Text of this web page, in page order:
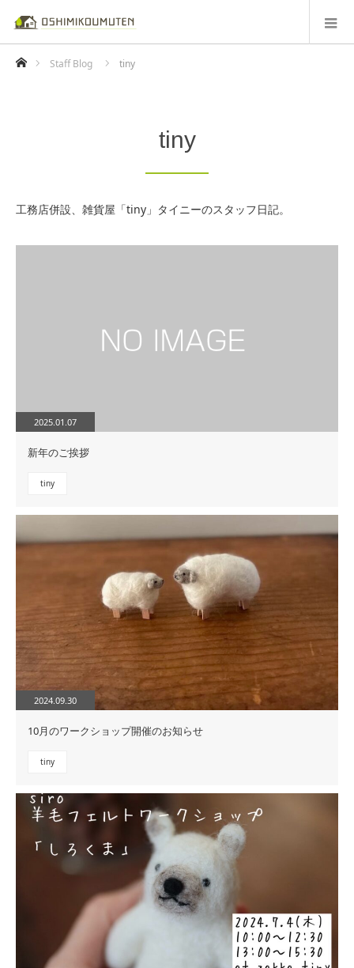
ホームStaff Blog tiny
tiny
工務店併設、雑貨屋「tiny」タイニーのスタッフ日記。
2025.01.07
新年のご挨拶
tiny
2024.09.30
10月のワークショップ開催のお知らせ
tiny